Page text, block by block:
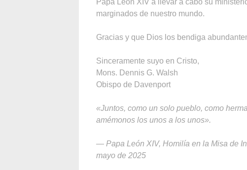
marginados de nuestro mundo.
Gracias y que Dios los bendiga
Sinceramente suyo en Cristo,
Mons. Dennis G. Walsh
Obispo de Davenport
«Juntos, como un solo pueblo, como
amémonos los unos a los unos».
— Papa León XIV, Homilía en la Misa de
mayo de 2025